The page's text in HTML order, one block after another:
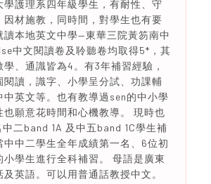
學護理系四年級學生，有耐性、守
因材施教，同時間，對學生也有要
讀本地英文中學—東華三院黃笏南中
中文閱讀卷及聆聽卷均取得5*，其
學、通識皆為4。有3年補習經驗，
閱讀，識字、小學呈分試、功課輔
中英文等。也有教導過sen的中小學
也願意花時間和心機教導。 現時也
二band 1A 及中五band 1C學生補
中中二學生全年成績第一名、6位初
小學生進行全科補習。 母語是廣東
英語。可以用普通話教授中文。